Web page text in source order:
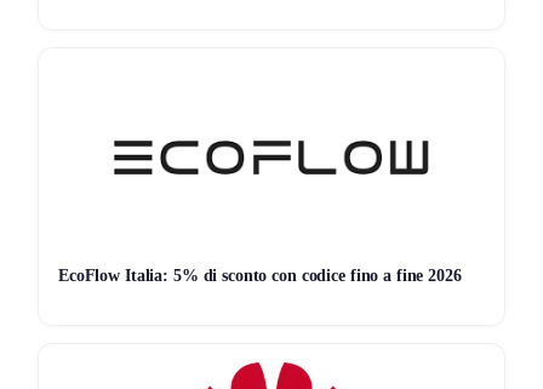
EcoFlow Italia: 5% di sconto con codice fino a fine 2026